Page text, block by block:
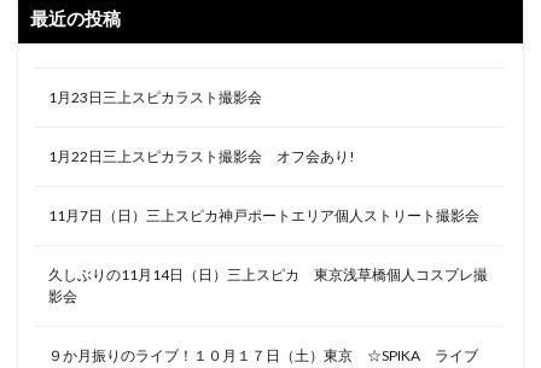
最近の投稿
1月23日三上スピカラスト撮影会
1月22日三上スピカラスト撮影会 オフ会あり!
11月7日（日）三上スピカ神戸ポートエリア個人ストリート撮影会
久しぶりの11月14日（日）三上スピカ 東京浅草橋個人コスプレ撮
影会
９か月振りのライブ！１０月１７日（土）東京 ☆SPIKA ライブ